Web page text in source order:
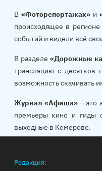
В «Фоторепортажах»и
происходящее в
событий и видели всё
В разделе «Дорожные
трансляцию с десятков
возможность скачивать
Журнал «Афиша»– это
премьеры кино и гиды
выходные в Кемерове.
Редакция: